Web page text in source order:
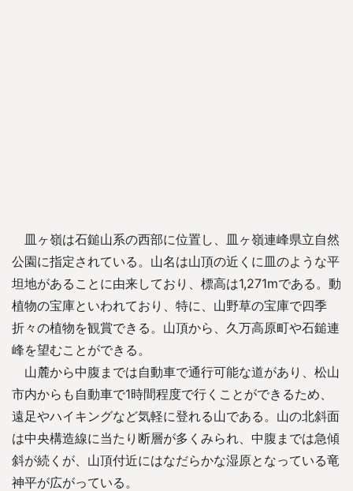
皿ヶ嶺は石鎚山系の西部に位置し、皿ヶ嶺連峰県立自然
公園に指定されている。山名は山頂の近くに皿のような平
坦地があることに由来しており、標高は1,271mである。動
植物の宝庫といわれており、特に、山野草の宝庫で四季
折々の植物を観賞できる。山頂から、久万高原町や石鎚連
峰を望むことができる。
山麓から中腹までは自動車で通行可能な道があり、松山
市内からも自動車で1時間程度で行くことができるため、
遠足やハイキングなど気軽に登れる山である。山の北斜面
は中央構造線に当たり断層が多くみられ、中腹までは急傾
斜が続くが、山頂付近にはなだらかな湿原となっている竜
神平が広がっている。